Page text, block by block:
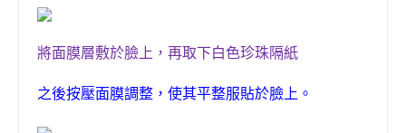
將面膜層敷於臉上，再取下白色珍珠隔紙
之後按壓面膜調整 ，使其平整服貼於臉上。